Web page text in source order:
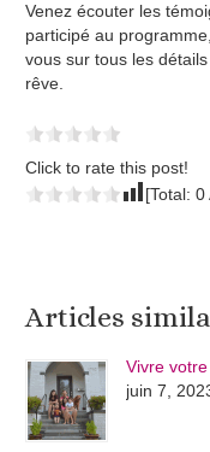
Venez écouter les
participé au
vous sur tous les
rêve.
Click to rate this post!
[Total:0
Articles
Vivre
juin 7,